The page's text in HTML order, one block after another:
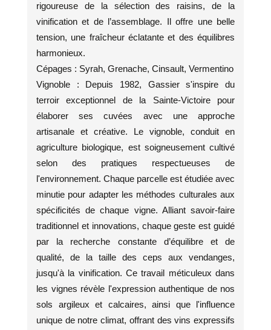
rigoureuse de la sélection des raisins, de la
vinification et de l’assemblage. Il offre une belle
tension, une fraîcheur éclatante et des équilibres
harmonieux.
Cépages : Syrah, Grenache, Cinsault, Vermentino
Vignoble : Depuis 1982, Gassier s'inspire du
terroir exceptionnel de la Sainte-Victoire pour
élaborer ses cuvées avec une approche
artisanale et créative. Le vignoble, conduit en
agriculture biologique, est soigneusement cultivé
selon des pratiques respectueuses de
l'environnement. Chaque parcelle est étudiée avec
minutie pour adapter les méthodes culturales aux
spécificités de chaque vigne. Alliant savoir-faire
traditionnel et innovations, chaque geste est guidé
par la recherche constante d’équilibre et de
qualité, de la taille des ceps aux vendanges,
jusqu'à la vinification. Ce travail méticuleux dans
les vignes révèle l'expression authentique de nos
sols argileux et calcaires, ainsi que l'influence
unique de notre climat, offrant des vins expressifs